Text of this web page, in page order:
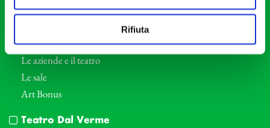
Rifiuta
Professori d’Orchestra
Eventi Corporate
Le aziende e il teatro
Le sale
Art Bonus
Teatro Dal Verme